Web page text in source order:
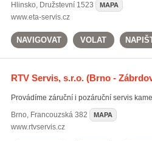
Hlinsko, Družstevní 1523 MAPA
www.eta-servis.cz
NAVIGOVAT VOLAT
RTV Servis, s.r.o.(Brno -
Provádíme záruční i pozáruční servis
Brno, Francouzská 382 MAPA
www.rtvservis.cz